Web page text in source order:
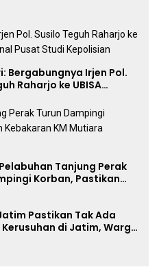
Bergabungnya Irjen Pol.
Raharjo ke UBISA
Tanjung Perak
Korban, Pastikan
Maksimal
Pastikan Tak Ada
di Jatim, Warga